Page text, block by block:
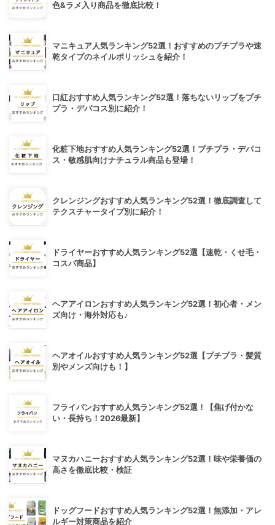
色&ラメ入り商品を徹底比較！
マニキュア人気ランキング52選！おすすめのプチプラや速
乾タイプのネイルポリッシュを紹介！
口紅おすすめ人気ランキング52選！落ちないリップをプチ
プラ・デパコス別に紹介！
化粧下地おすすめ人気ランキング52選！プチプラ・デパコ
ス・敏感肌向けナチュラル商品も登場！
クレンジングおすすめ人気ランキング52選！徹底調査して
テクスチャータイプ別に紹介！
ドライヤーおすすめ人気ランキング52選【速乾・くせ毛・
コスパ商品】
ヘアアイロンおすすめ人気ランキング52選！初心者・メン
ズ向け・海外対応も♪
ヘアオイルおすすめ人気ランキング52選【プチプラ・髪質
別やメンズ向けも！】
フライパンおすすめ人気ランキング52選！【焦げ付かな
い・長持ち！2026最新】
マヌカハニーおすすめ人気ランキング52選！味や栄養価の
高さを徹底比較・検証
ドッグフードおすすめ人気ランキング52選！無添加・アレ
ルギー対策商品を紹介